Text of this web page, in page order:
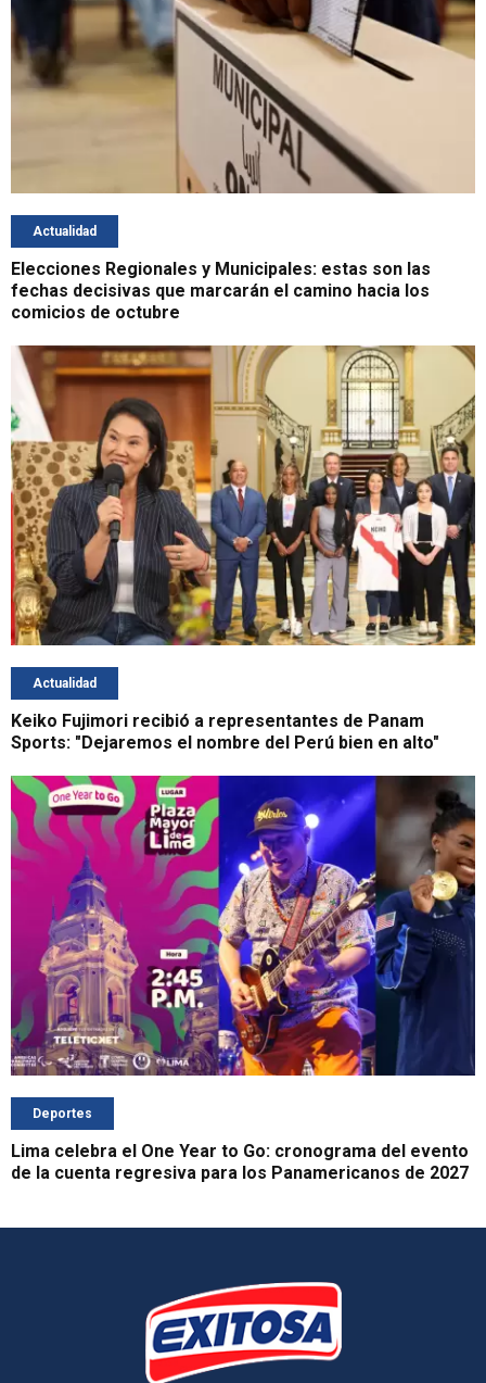
Actualidad
Elecciones Regionales y Municipales: estas son las
fechas decisivas que marcarán el camino hacia los
comicios de octubre
Actualidad
Keiko Fujimori recibió a representantes de Panam
Sports: "Dejaremos el nombre del Perú bien en alto"
Deportes
Lima celebra el One Year to Go: cronograma del evento
de la cuenta regresiva para los Panamericanos de 2027